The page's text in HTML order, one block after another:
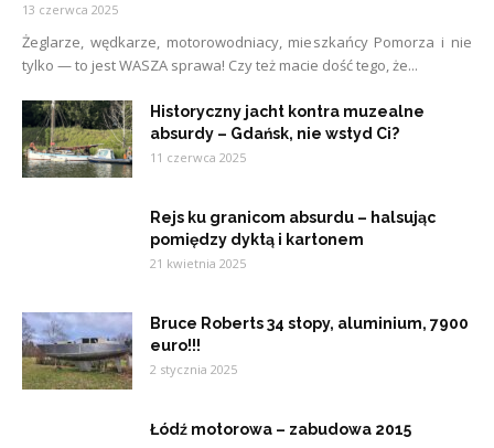
13 czerwca 2025
Żeglarze, wędkarze, motorowodniacy, mieszkańcy Pomorza i nie
tylko — to jest WASZA sprawa! Czy też macie dość tego, że...
Historyczny jacht kontra muzealne
absurdy – Gdańsk, nie wstyd Ci?
11 czerwca 2025
Rejs ku granicom absurdu – halsując
pomiędzy dyktą i kartonem
21 kwietnia 2025
Bruce Roberts 34 stopy, aluminium, 7900
euro!!!
2 stycznia 2025
Łódź motorowa – zabudowa 2015